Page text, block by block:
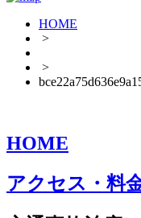
HOME
>
>
HOME
アクセス・料